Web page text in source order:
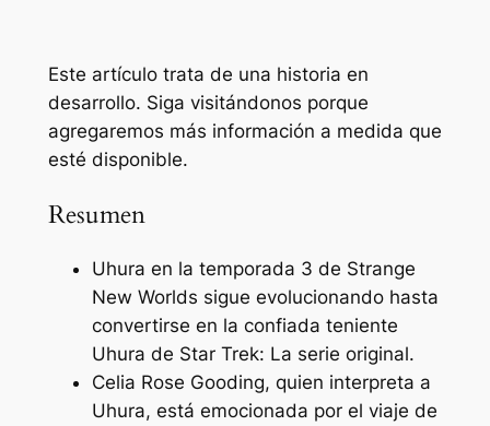
Este artículo trata de una historia en
desarrollo. Siga visitándonos porque
agregaremos más información a medida que
esté disponible.
Resumen
Uhura en la temporada 3 de Strange
New Worlds sigue evolucionando hasta
convertirse en la confiada teniente
Uhura de Star Trek: La serie original.
Celia Rose Gooding, quien interpreta a
Uhura, está emocionada por el viaje de